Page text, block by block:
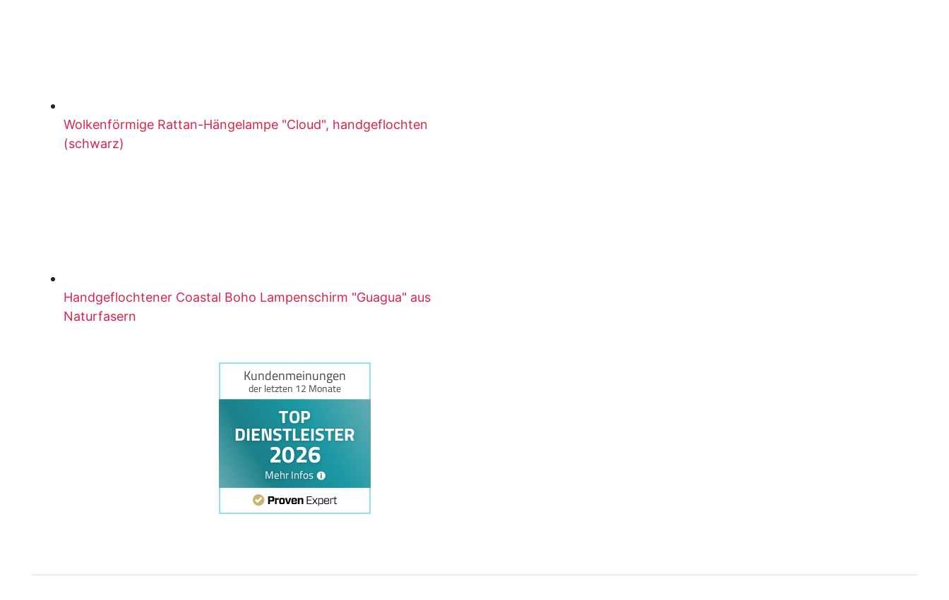
Wolkenförmige Rattan-Hängelampe "Cloud", handgeflochten
(schwarz)
Handgeflochtener Coastal Boho Lampenschirm "Guagua" aus
Naturfasern